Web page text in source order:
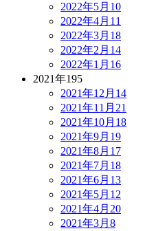
2022年5月 10
2022年4月 11
2022年3月 18
2022年2月 14
2022年1月 16
2021年195
2021年12月 14
2021年11月 21
2021年10月 18
2021年9月 19
2021年8月 17
2021年7月 18
2021年6月 13
2021年5月 12
2021年4月 20
2021年3月 8